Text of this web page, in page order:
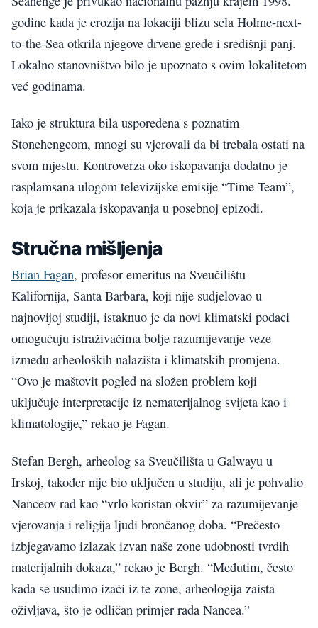
godine kada je erozija na lokaciji blizu sela Holme-next-
to-the-Sea otkrila njegove drvene grede i središnji panj.
Lokalno stanovništvo bilo je upoznato s ovim lokalitetom
već godinama.
Iako je struktura bila uspoređena s poznatim
Stonehengeom, mnogi su vjerovali da bi trebala ostati na
svom mjestu. Kontroverza oko iskopavanja dodatno je
rasplamsana ulogom televizijske emisije “Time Team”,
koja je prikazala iskopavanja u posebnoj epizodi.
Stručna mišljenja
Brian Fagan, profesor emeritus na Sveučilištu
Kalifornija, Santa Barbara, koji nije sudjelovao u
najnovijoj studiji, istaknuo je da novi klimatski podaci
omogućuju istraživačima bolje razumijevanje veze
između arheoloških nalazišta i klimatskih promjena.
“Ovo je maštovit pogled na složen problem koji
uključuje interpretacije iz nematerijalnog svijeta kao i
klimatologije,” rekao je Fagan.
Stefan Bergh, arheolog sa Sveučilišta u Galwayu u
Irskoj, također nije bio uključen u studiju, ali je pohvalio
Nanceov rad kao “vrlo koristan okvir” za razumijevanje
vjerovanja i religija ljudi brončanog doba. “Prečesto
izbjegavamo izlazak izvan naše zone udobnosti tvrdih
materijalnih dokaza,” rekao je Bergh. “Međutim, često
kada se usudimo izaći iz te zone, arheologija zaista
oživljava, što je odličan primjer rada Nancea.”